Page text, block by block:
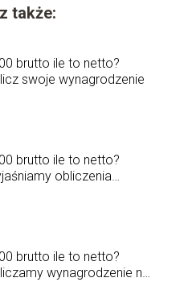
także:
brutto ile to netto?
swoje wynagrodzenie
brutto ile to netto?
obliczenia
brutto ile to netto?
wynagrodzenie na